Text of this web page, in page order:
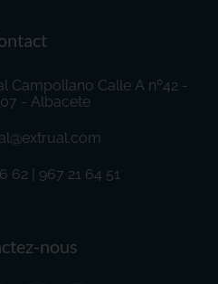
Campollano Calle A nº42 -
- Albacete
62 | 967 21 64 51
nous